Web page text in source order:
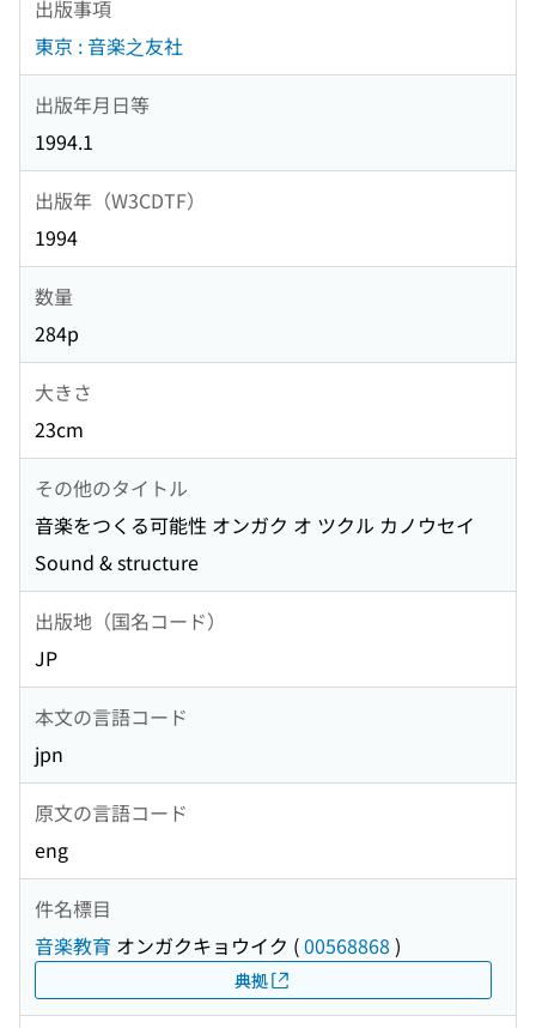
出版事項
東京 : 音楽之友社
出版年月日等
1994.1
出版年（W3CDTF）
1994
数量
284p
大きさ
23cm
その他のタイトル
音楽をつくる可能性 オンガク オ ツクル カノウセイ
Sound & structure
出版地（国名コード）
JP
本文の言語コード
jpn
原文の言語コード
eng
件名標目
音楽教育 オンガクキョウイク (00568868 )
典拠